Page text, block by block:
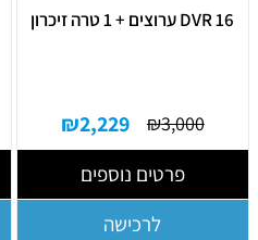
DVR 16 ערוצים + 1 טרה זיכרון
₪3,000
₪2,229
פרטים נוספים
לרכישה